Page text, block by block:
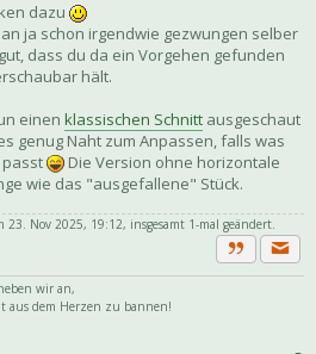
dazu
ja schon irgendwie gezwungen selber
dass du da ein Vorgehen gefunden
hält.
einen klassischen Schnitt ausgeschaut
genug Naht zum Anpassen, falls was
Die Version ohne horizontale
wie das "ausgefallene" Stück.
23. Nov 2025, 19:12, insgesamt 1-mal geändert.
Zitat
wir an,
aus dem Herzen zu bannen!